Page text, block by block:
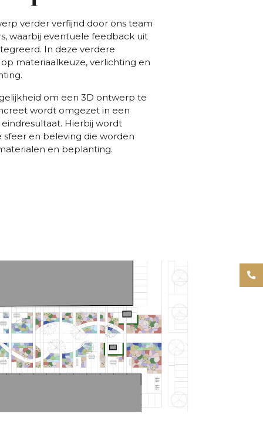
verder verfijnd door ons team
waarbij eventuele feedback uit
In deze verdere
materiaalkeuze, verlichting en
om een 3D ontwerp te
wordt omgezet in een
Hierbij wordt
en beleving die worden
en beplanting.